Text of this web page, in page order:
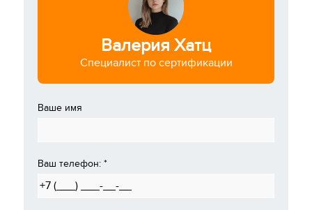
Валерия Хатц
Специалист по сертификации
Ваше имя
Ваш телефон: *